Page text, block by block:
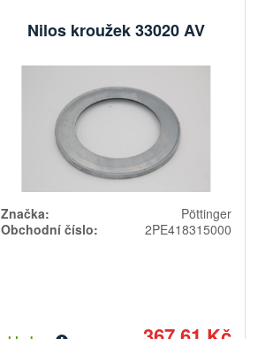
Nilos kroužek 33020 AV
Značka:
Pöttinger
Obchodní číslo:
2PE418315000